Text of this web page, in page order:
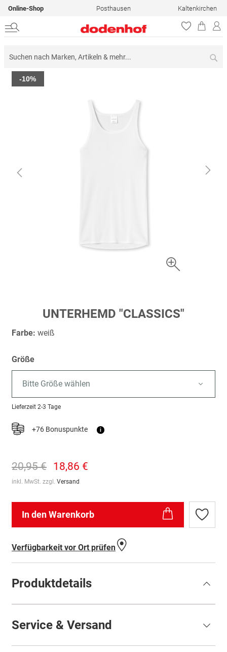
Online-Shop Posthausen Kaltenkirchen
Zum
Ende
-10%
der
UNTERHEMD "CLASSICS"
Farbe: weiß
Größe
Bitte Größe wählen
Lieferzeit 2-3 Tage
+76 Bonuspunkte i
20,95 € 18,86 €
inkl. MwSt. zzgl. Versand
In den Warenkorb
Zur
Verfügbarkeit vor Ort prüfen
Produktdetails
Service & Versand